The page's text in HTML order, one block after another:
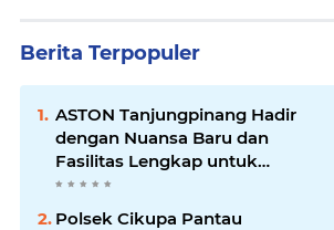
Berita Terpopuler
ASTON Tanjungpinang Hadir
dengan Nuansa Baru dan
Fasilitas Lengkap untuk
Kenyamanan Tamu
Polsek Cikupa Pantau